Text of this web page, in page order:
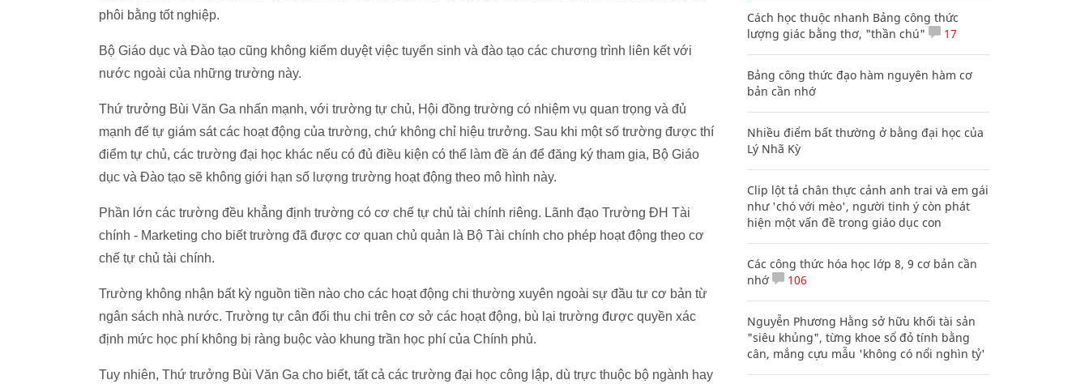
phôi bằng tốt nghiệp.
Bộ Giáo dục và Đào tạo cũng không kiểm duyệt việc tuyển sinh và đào tạo các chương trình liên kết với
nước ngoài của những trường này.
Thứ trưởng Bùi Văn Ga nhấn mạnh, với trường tự chủ, Hội đồng trường có nhiệm vụ quan trọng và đủ
mạnh để tự giám sát các hoạt động của trường, chứ không chỉ hiệu trưởng. Sau khi một số trường được thí
điểm tự chủ, các trường đại học khác nếu có đủ điều kiện có thể làm đề án để đăng ký tham gia, Bộ Giáo
dục và Đào tạo sẽ không giới hạn số lượng trường hoạt động theo mô hình này.
Phần lớn các trường đều khẳng định trường có cơ chế tự chủ tài chính riêng. Lãnh đạo Trường ĐH Tài
chính - Marketing cho biết trường đã được cơ quan chủ quản là Bộ Tài chính cho phép hoạt động theo cơ
chế tự chủ tài chính.
Trường không nhận bất kỳ nguồn tiền nào cho các hoạt động chi thường xuyên ngoài sự đầu tư cơ bản từ
ngân sách nhà nước. Trường tự cân đối thu chi trên cơ sở các hoạt động, bù lại trường được quyền xác
định mức học phí không bị ràng buộc vào khung trần học phí của Chính phủ.
Tuy nhiên, Thứ trưởng Bùi Văn Ga cho biết, tất cả các trường đại học công lập, dù trực thuộc bộ ngành hay
Cách học thuộc nhanh Bảng công thức
lượng giác bằng thơ, "thần chú"
17
Bảng công thức đạo hàm nguyên hàm cơ
bản cần nhớ
Nhiều điểm bất thường ở bằng đại học của
Lý Nhã Kỳ
Clip lột tả chân thực cảnh anh trai và em gái
như 'chó với mèo', người tinh ý còn phát
hiện một vấn đề trong giáo dục con
Các công thức hóa học lớp 8, 9 cơ bản cần
nhớ
106
Nguyễn Phương Hằng sở hữu khối tài sản
"siêu khủng", từng khoe sổ đỏ tính bằng
cân, mắng cựu mẫu 'không có nổi nghìn tỷ'